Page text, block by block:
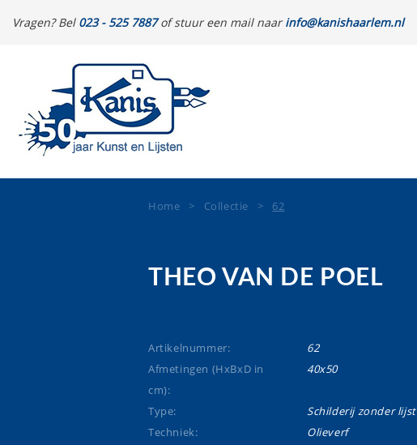
Vragen? Bel 023 - 525 7887of stuur een mail naarinfo@kanishaarlem.nl
Home > Collectie > 62
THEO VAN DE POEL
Artikelnummer:
62
Afmetingen (HxBxD in
cm):
40x50
Type:
Schilderij zonder lijst
Techniek:
Olieverf